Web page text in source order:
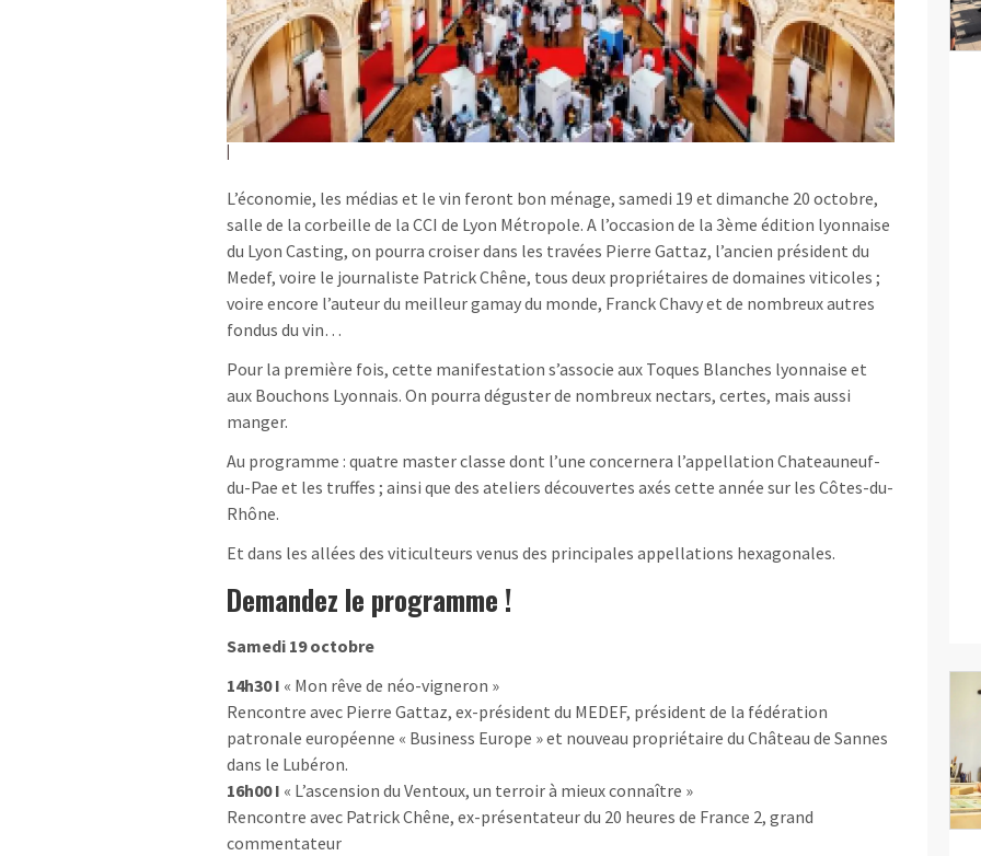
L’économie, les médias et le vin feront bon ménage, samedi 19 et dimanche 20 octobre,
salle de la corbeille de la CCI de Lyon Métropole. A l’occasion de la 3ème édition lyonnaise
du Lyon Casting, on pourra croiser dans les travées Pierre Gattaz, l’ancien président du
Medef, voire le journaliste Patrick Chêne, tous deux propriétaires de domaines viticoles ;
voire encore l’auteur du meilleur gamay du monde, Franck Chavy et de nombreux autres
fondus du vin…
Pour la première fois, cette manifestation s’associe aux Toques Blanches lyonnaise et
aux Bouchons Lyonnais. On pourra déguster de nombreux nectars, certes, mais aussi
manger.
Au programme : quatre master classe dont l’une concernera l’appellation Chateauneuf-
du-Pae et les truffes ; ainsi que des ateliers découvertes axés cette année sur les Côtes-du-
Rhône.
Et dans les allées des viticulteurs venus des principales appellations hexagonales.
Demandez le programme !
Samedi 19 octobre
14h30 I « Mon rêve de néo-vigneron »
Rencontre avec Pierre Gattaz, ex-président du MEDEF, président de la fédération
patronale européenne « Business Europe » et nouveau propriétaire du Château de Sannes
dans le Lubéron.
16h00 I « L’ascension du Ventoux, un terroir à mieux connaître »
Rencontre avec Patrick Chêne, ex-présentateur du 20 heures de France 2, grand
commentateur